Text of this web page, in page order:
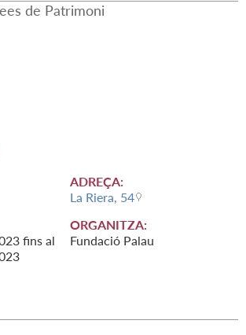
de Patrimoni
ADREÇA:
La Riera, 54
fins al
ORGANITZA:
Fundació Palau